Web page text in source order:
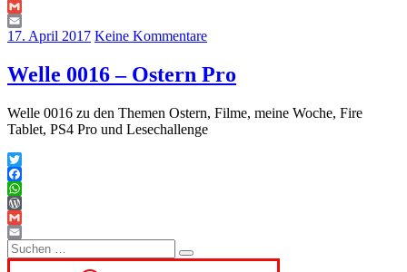
WordPress
Gmail
Email
17. April 2017 Keine Kommentare
Welle 0016 – Ostern Pro
Welle 0016 zu den Themen Ostern, Filme, meine Woche, Fire
Tablet, PS4 Pro und Lesechallenge
Twitter
Facebook
WhatsApp
WordPress
Gmail
Email
Suchen
nach:
Suchen